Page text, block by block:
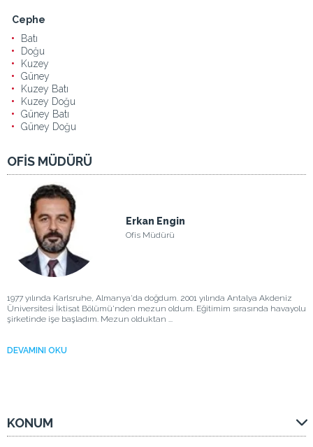
Cephe
Batı
Doğu
Kuzey
Güney
Kuzey Batı
Kuzey Doğu
Güney Batı
Güney Doğu
OFİS MÜDÜRÜ
Erkan Engin
Ofis Müdürü
1977 yılında Karlsruhe, Almanya'da doğdum. 2001 yılında Antalya Akdeniz
Üniversitesi İktisat Bölümü'nden mezun oldum. Eğitimim sırasında havayolu
şirketinde işe başladım. Mezun olduktan ...
DEVAMINI OKU
KONUM